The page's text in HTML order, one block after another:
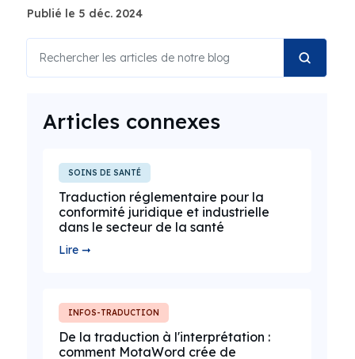
Publié le 5 déc. 2024
Articles connexes
SOINS DE SANTÉ
Traduction réglementaire pour la
conformité juridique et industrielle
dans le secteur de la santé
Lire ➞
INFOS-TRADUCTION
De la traduction à l'interprétation :
comment MotaWord crée de